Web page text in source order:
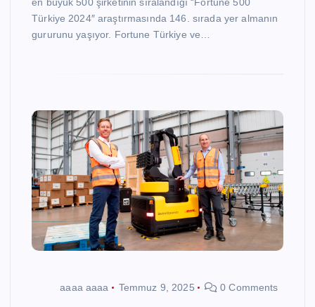
Türkiye 2024″ araştırmasında 146. sırada yer almanın
gururunu yaşıyor. Fortune Türkiye ve…
aaaa aaaa Temmuz 9, 2025 0 Comments